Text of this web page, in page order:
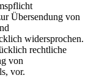
Übersendung von
widersprochen.
rechtliche
von
vor.